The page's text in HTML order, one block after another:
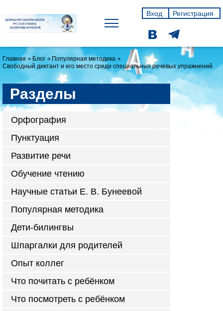
Вход Регистрация
Главная Блог
Популярная методика
Свободный диктант и его место среди специальных речевых упражнений
Разделы
Орфография
Пунктуация
Развитие речи
Обучение чтению
Научные статьи Е. В. Бунеевой
Популярная методика
Дети-билингвы
Шпаргалки для родителей
Опыт коллег
Что почитать с ребёнком
Что посмотреть с ребёнком